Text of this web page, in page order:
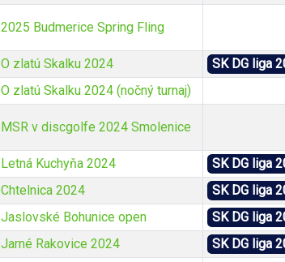
2025 Budmerice Spring Fling
O zlatú Skalku 2024 SK DG liga
O zlatú Skalku 2024 (nočný turnaj)
MSR v discgolfe 2024 Smolenice
Letná Kuchyňa 2024 SK DG liga
Chtelnica 2024 SK DG liga
Jaslovské Bohunice open SK DG liga
Jarné Rakovice 2024 SK DG liga